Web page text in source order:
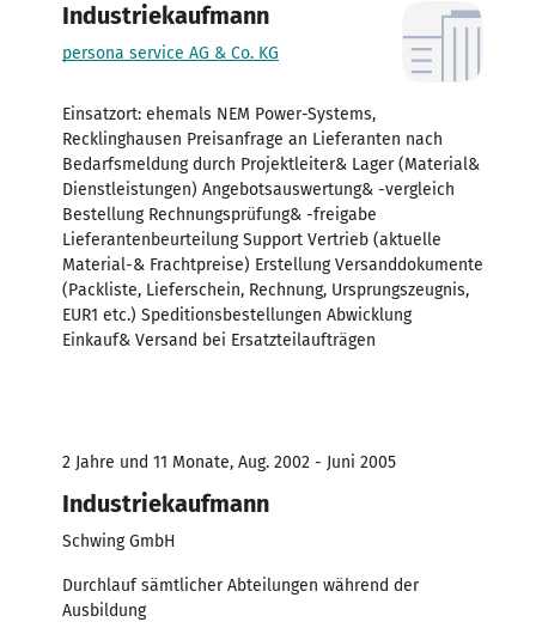
Industriekaufmann
persona service AG & Co. KG
Einsatzort: ehemals NEM Power-Systems,
Recklinghausen Preisanfrage an Lieferanten nach
Bedarfsmeldung durch Projektleiter& Lager (Material&
Dienstleistungen) Angebotsauswertung& -vergleich
Bestellung Rechnungsprüfung& -freigabe
Lieferantenbeurteilung Support Vertrieb (aktuelle
Material-& Frachtpreise) Erstellung Versanddokumente
(Packliste, Lieferschein, Rechnung, Ursprungszeugnis,
EUR1 etc.) Speditionsbestellungen Abwicklung
Einkauf& Versand bei Ersatzteilaufträgen
2 Jahre und 11 Monate, Aug. 2002 - Juni 2005
Industriekaufmann
Schwing GmbH
Durchlauf sämtlicher Abteilungen während der
Ausbildung